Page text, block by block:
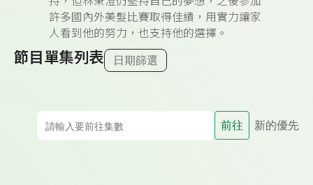
許多國內外美髮比賽取得佳績，用實力讓家
人看到他的努力，也支持他的選擇。
節目單集列表 日期篩選
前往 新的優先